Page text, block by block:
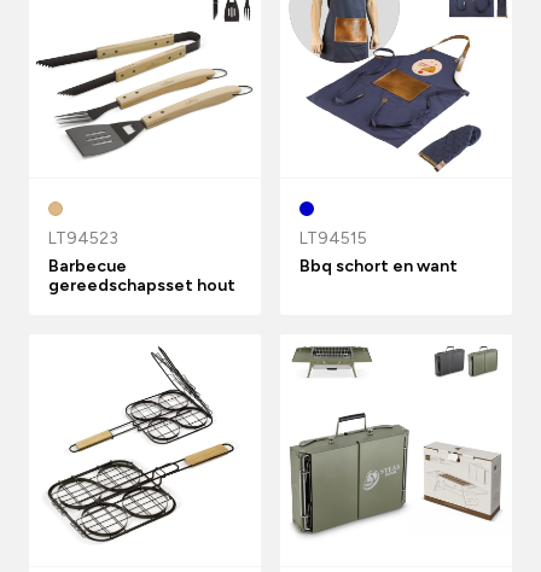
LT94523
Barbecue
gereedschapsset hout
LT94515
Bbq schort en want